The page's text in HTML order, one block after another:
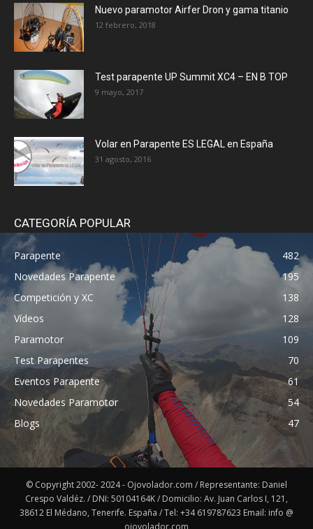
Nuevo paramotor Airfer Dron y gama titanio
12 febrero, 2018
Test parapente UP Summit XC4 – EN B TOP
9 mayo, 2017
Volar en Parapente ES LEGAL en España
31 agosto, 2016
CATEGORÍA POPULAR
Parapente
482
Novedades Parapente
195
Competición y XC
138
Vídeos
128
Paramotor
109
Test Parapentes
70
Eventos Parapente
61
Novedades Paramotor
54
Blogs
47
© Copyright 2002- 2024 - Ojovolador.com / Representante: Daniel
Crespo Valdéz. / DNI: 50104164K / Domicilio: Av. Juan Carlos I, 121,
38612 El Médano, Tenerife. España / Tel: +34 619787623 Email: info @
ojovolador.com